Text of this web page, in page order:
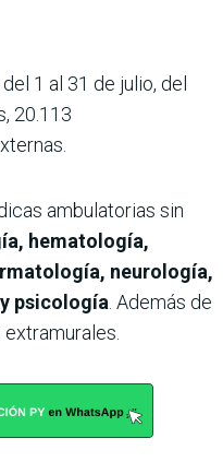
1 al 31 de julio, del
20.113
ambulatorias sin
hematología,
neurología,
psicología . Además de